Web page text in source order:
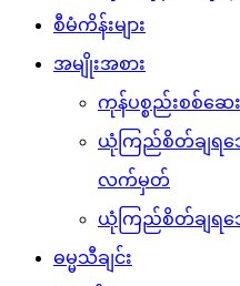
စီမံကိန်းများ
အမျိုးအစား
ကုန်ပစ္စည်းစစ်ဆေ
ယုံကြည်စိတ်ချရ
လက်မှတ်
ယုံကြည်စိတ်ချရသေ
ဓမ္မသီချင်း